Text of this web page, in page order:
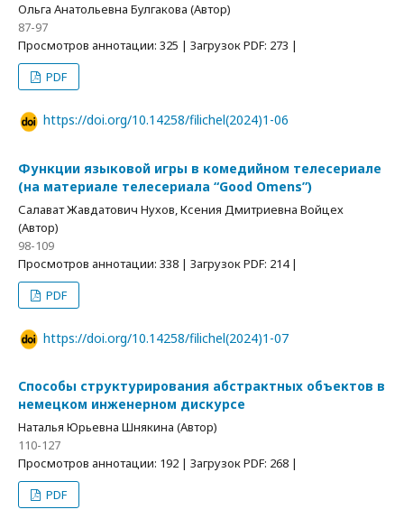
Ольга Анатольевна Булгакова (Автор)
87-97
Просмотров аннотации: 325 | Загрузок PDF: 273 |
PDF
https://doi.org/10.14258/filichel(2024)1-06
Функции языковой игры в комедийном телесериале
(на материале телесериала “Good Omens”)
Салават Жавдатович Нухов, Ксения Дмитриевна Войцех
(Автор)
98-109
Просмотров аннотации: 338 | Загрузок PDF: 214 |
PDF
https://doi.org/10.14258/filichel(2024)1-07
Способы структурирования абстрактных объектов в
немецком инженерном дискурсе
Наталья Юрьевна Шнякина (Автор)
110-127
Просмотров аннотации: 192 | Загрузок PDF: 268 |
PDF